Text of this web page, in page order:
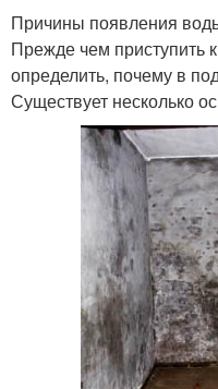
Причины появления
Прежде чем
определить, почему в
Существует несколько